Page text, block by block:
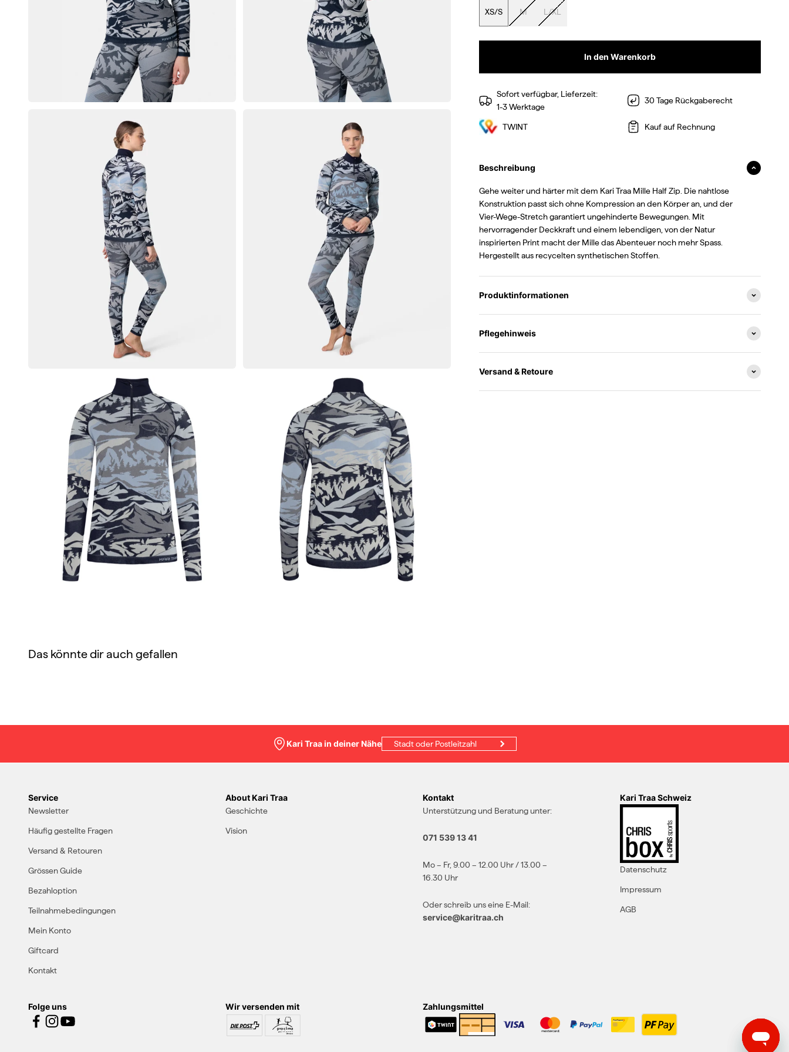
XS/S M L/XL
In den Warenkorb
Sofort verfügbar, Lieferzeit:
1-3 Werktage
30 Tage Rückgaberecht
TWINT Kauf auf Rechnung
Beschreibung
Gehe weiter und härter mit dem Kari Traa Mille Half Zip. Die nahtlose
Konstruktion passt sich ohne Kompression an den Körper an, und der
Vier-Wege-Stretch garantiert ungehinderte Bewegungen. Mit
hervorragender Deckkraft und einem lebendigen, von der Natur
inspirierten Print macht der Mille das Abenteuer noch mehr Spass.
Hergestellt aus recycelten synthetischen Stoffen.
Produktinformationen
Pflegehinweis
Versand & Retoure
Das könnte dir auch gefallen
Kari Traa in deiner Nähe
Service
Newsletter
Häufig gestellte Fragen
Versand & Retouren
Grössen Guide
Bezahloption
Teilnahmebedingungen
Mein Konto
Giftcard
Kontakt
About Kari Traa
Geschichte
Vision
Kontakt
Unterstützung und Beratung unter:
071 539 13 41
Mo – Fr, 9.00 – 12.00 Uhr / 13.00 –
16.30 Uhr
Oder schreib uns eine E-Mail:
service@karitraa.ch
Kari Traa Schweiz
Datenschutz
Impressum
AGB
Folge uns Wir versenden mit Zahlungsmittel
15% Rabatt